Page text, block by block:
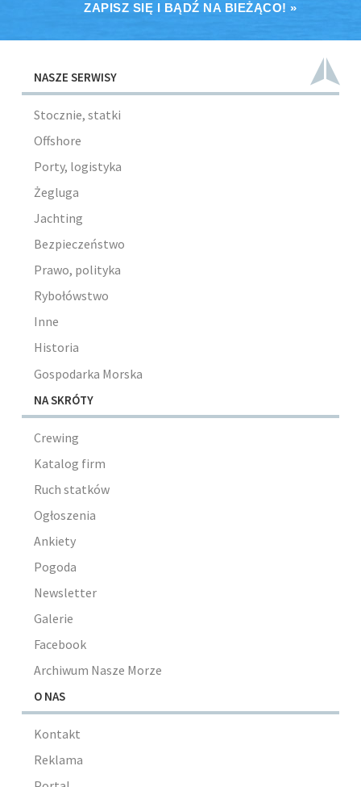
ZAPISZ SIĘ I BĄDŹ NA BIEŻĄCO! »
NASZE SERWISY
Stocznie, statki
Offshore
Porty, logistyka
Żegluga
Jachting
Bezpieczeństwo
Prawo, polityka
Rybołówstwo
Inne
Historia
Gospodarka Morska
NA SKRÓTY
Crewing
Katalog firm
Ruch statków
Ogłoszenia
Ankiety
Pogoda
Newsletter
Galerie
Facebook
Archiwum Nasze Morze
O NAS
Kontakt
Reklama